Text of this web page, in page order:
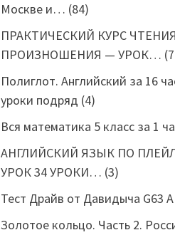
Москве и… (84)
ПРАКТИЧЕСКИЙ КУРС
ПРОИЗНОШЕНИЯ — УРОК…
Полиглот. Английский за 16
уроки подряд (4)
Вся математика 5 класс за 1
АНГЛИЙСКИЙ ЯЗЫК ПО
УРОК 34 УРОКИ… (3)
Тест Драйв от Давидыча G63
Золотое кольцо. Часть 2.